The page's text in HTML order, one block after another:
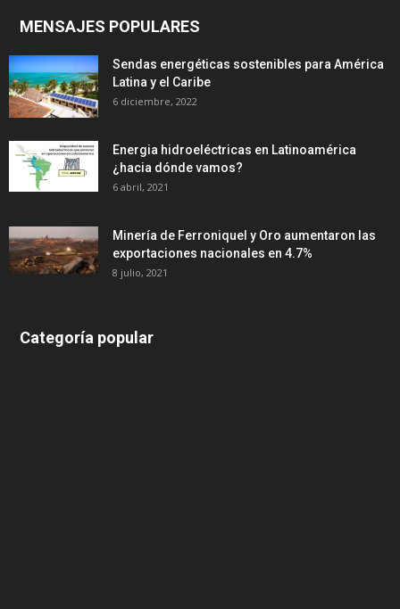
MENSAJES POPULARES
Sendas energéticas sostenibles para América
Latina y el Caribe
6 diciembre, 2022
Energia hidroeléctricas en Latinoamérica
¿hacia dónde vamos?
6 abril, 2021
Minería de Ferroniquel y Oro aumentaron las
exportaciones nacionales en 4.7%
8 julio, 2021
Categoría popular